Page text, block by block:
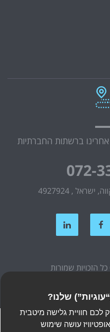
ברשתות החברתיות
072-
חוויית גלישה מיטבית
עושה שימוש